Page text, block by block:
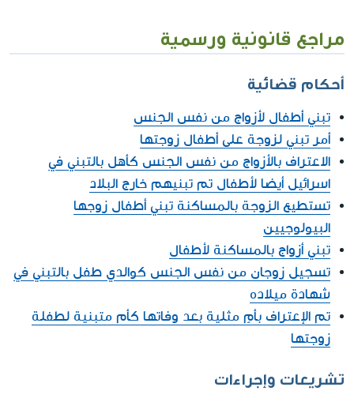
مراجع قانونية ورسمية
أحكام قضائية
تبني أطفال لأزواج من نفس الجنس
أمر تبني لزوجة على أطفال زوجتها
الاعتراف بالأزواج من نفس الجنس كأهل بالتبني في
اسرائيل أيضا لأطفال تم تبنيهم خارج البلاد
تستطيع الزوجة بالمساكنة تبني أطفال زوجها
البيولوجيين
تبني أزواج بالمساكنة لأطفال
تسجيل زوجان من نفس الجنس كوالدي طفل بالتبني في
شهادة ميلاده
تم الإعتراف بأمٍ مثلية بعد وفاتها كأم متبنية لطفلة
زوجتها
تشريعات وإجراءات